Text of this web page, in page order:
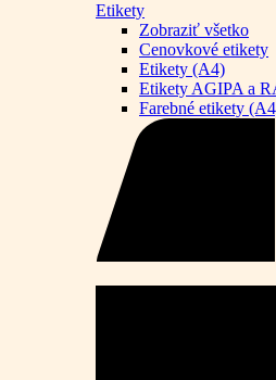
Etikety
Zobraziť všetko
Cenovkové etikety
Etikety (A4)
Etikety AGIPA a
Farebné etikety